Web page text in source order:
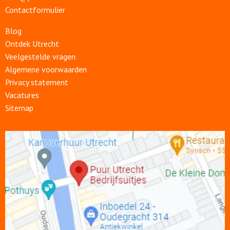
Contactformulier
Blog
Ontdek Utrecht
Veelgestelde vragen
Algemene voorwaarden
Privacy statement
Vacatures
Sitemap
link